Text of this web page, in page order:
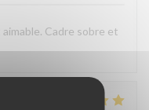
Cadre sobre et